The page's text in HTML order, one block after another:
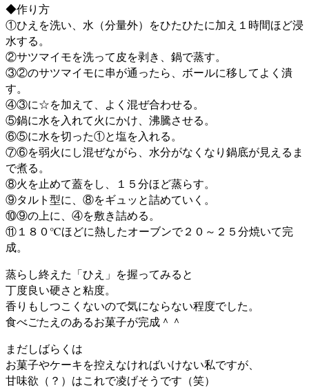
◆作り方
①ひえを洗い、水（分量外）をひたひたに加え１時間ほど浸
水する。
②サツマイモを洗って皮を剥き、鍋で蒸す。
③②のサツマイモに串が通ったら、ボールに移してよく潰
す。
④③に☆を加えて、よく混ぜ合わせる。
⑤鍋に水を入れて火にかけ、沸騰させる。
⑥⑤に水を切った①と塩を入れる。
⑦⑥を弱火にし混ぜながら、水分がなくなり鍋底が見えるま
で煮る。
⑧火を止めて蓋をし、１５分ほど蒸らす。
⑨タルト型に、⑧をギュッと詰めていく。
⑩⑨の上に、④を敷き詰める。
⑪１８０℃ほどに熱したオーブンで２０～２５分焼いて完
成。
蒸らし終えた「ひえ」を握ってみると
丁度良い硬さと粘度。
香りもしつこくないので気にならない程度でした。
食べごたえのあるお菓子が完成＾＾
まだしばらくは
お菓子やケーキを控えなければいけない私ですが、
甘味欲（？）はこれで凌げそうです（笑）